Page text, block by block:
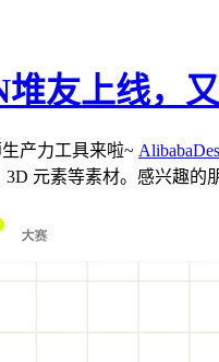
友上线，
产力工具来啦~
元素等素材。感兴趣的